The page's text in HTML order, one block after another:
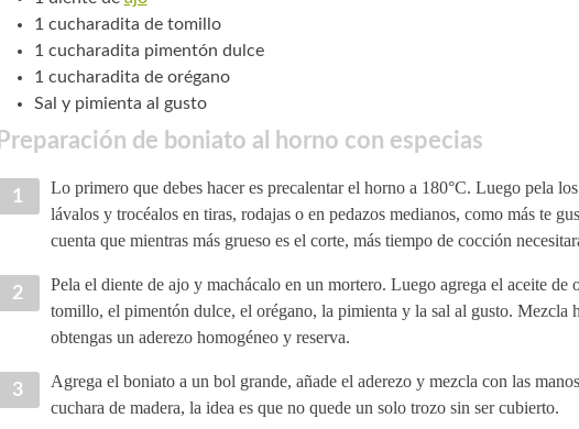
1 cucharadita de tomillo
1 cucharadita pimentón dulce
1 cucharadita de orégano
Sal y pimienta al gusto
Preparación de boniato al horno con especias
Lo primero que debes hacer es precalentar el horno a 180°C. Luego pela
lávalos y trocéalos en tiras, rodajas o en pedazos medianos, como más te
cuenta que mientras más grueso es el corte, más tiempo de cocción
Pela el diente de ajo y machácalo en un mortero. Luego agrega el aceite de
tomillo, el pimentón dulce, el orégano, la pimienta y la sal al gusto. Mezcla
obtengas un aderezo homogéneo y reserva.
Agrega el boniato a un bol grande, añade el aderezo y mezcla con las
cuchara de madera, la idea es que no quede un solo trozo sin ser cubierto.